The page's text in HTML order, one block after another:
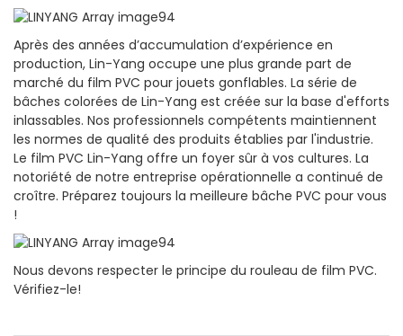
Après des années d’accumulation d’expérience en
production, Lin-Yang occupe une plus grande part de
marché du film PVC pour jouets gonflables. La série de
bâches colorées de Lin-Yang est créée sur la base d'efforts
inlassables. Nos professionnels compétents maintiennent
les normes de qualité des produits établies par l'industrie.
Le film PVC Lin-Yang offre un foyer sûr à vos cultures. La
notoriété de notre entreprise opérationnelle a continué de
croître. Préparez toujours la meilleure bâche PVC pour vous
!
Nous devons respecter le principe du rouleau de film PVC.
Vérifiez-le!